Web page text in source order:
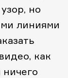
но
линиями
как